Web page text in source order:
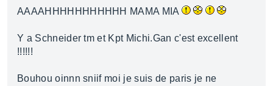
AAAAHHHHHHHHHHH MAMA MIA
Y a Schneider tm et Kpt Michi.Gan c'est excellent
!!!!!!
Bouhou oinnn sniif moi je suis de paris je ne